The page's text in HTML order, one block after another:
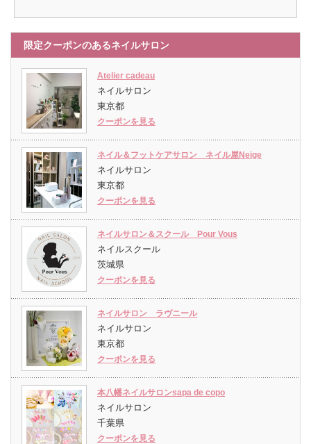
限定クーポンのあるネイルサロン
Atelier cadeau
ネイルサロン
東京都
クーポンを見る
ネイル＆フットケアサロン ネイル屋Neige
ネイルサロン
東京都
クーポンを見る
ネイルサロン＆スクール Pour Vous
ネイルスクール
茨城県
クーポンを見る
ネイルサロン ラヴニール
ネイルサロン
東京都
クーポンを見る
本八幡ネイルサロンsapa de copo
ネイルサロン
千葉県
クーポンを見る